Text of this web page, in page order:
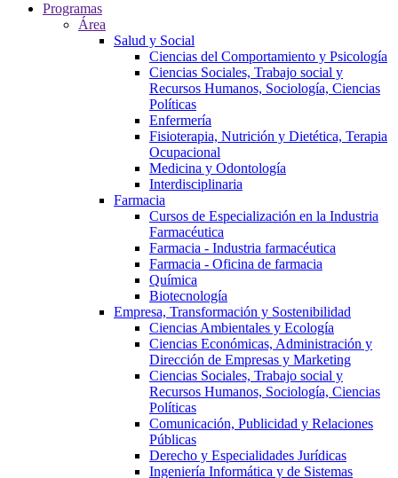
Programas
Área
Salud y Social
Ciencias del Comportamiento y Psicología
Ciencias Sociales, Trabajo social y
Recursos Humanos, Sociología, Ciencias
Políticas
Enfermería
Fisioterapia, Nutrición y Dietética, Terapia
Ocupacional
Medicina y Odontología
Interdisciplinaria
Farmacia
Cursos de Especialización en la Industria
Farmacéutica
Farmacia - Industria farmacéutica
Farmacia - Oficina de farmacia
Química
Biotecnología
Empresa, Transformación y Sostenibilidad
Ciencias Ambientales y Ecología
Ciencias Económicas, Administración y
Dirección de Empresas y Marketing
Ciencias Sociales, Trabajo social y
Recursos Humanos, Sociología, Ciencias
Políticas
Comunicación, Publicidad y Relaciones
Públicas
Derecho y Especialidades Jurídicas
Ingeniería Informática y de Sistemas